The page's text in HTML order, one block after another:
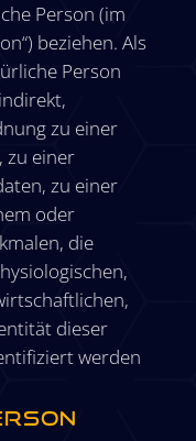
Person (im
beziehen. Als
Person
zu einer
zu einer
zu einer
oder
die
dieser
werden